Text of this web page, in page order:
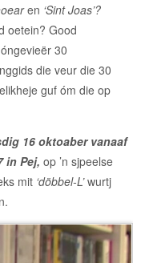
en ‘Sint Joas’?
oetein? Good
30
die veur die 30
guf óm die op
16 oktoaber vanaaf
in Pej, op ’n sjpeelse
mit ‘döbbel-L’wurtj